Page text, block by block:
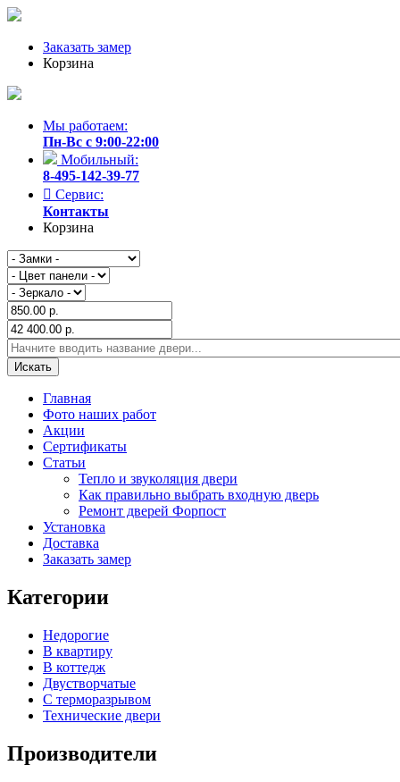
Заказать замер
Корзина
Мы работаем:
Пн-Вс с 9:00-22:00
Мобильный:
8-495-142-39-77
Сервис:
Контакты
Корзина
Главная
Фото наших работ
Акции
Сертификаты
Статьи
Тепло и звуколяция двери
Как правильно выбрать входную дверь
Ремонт дверей Форпост
Установка
Доставка
Заказать замер
Категории
Недорогие
В квартиру
В коттедж
Двустворчатые
С терморазрывом
Технические двери
Производители